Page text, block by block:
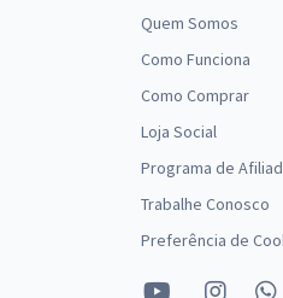
Quem Somos
Como Funciona
Como Comprar
Loja Social
Programa de
Trabalhe Conosco
Preferência de